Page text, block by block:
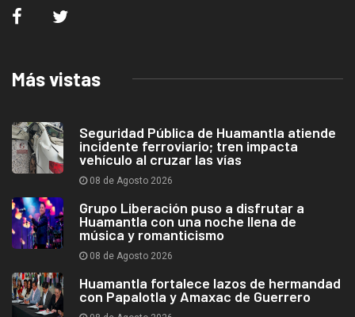
Más vistas
Seguridad Pública de Huamantla atiende
incidente ferroviario; tren impacta
vehículo al cruzar las vías
08 de Agosto 2026
Grupo Liberación puso a disfrutar a
Huamantla con una noche llena de
música y romanticismo
08 de Agosto 2026
Huamantla fortalece lazos de hermandad
con Papalotla y Amaxac de Guerrero